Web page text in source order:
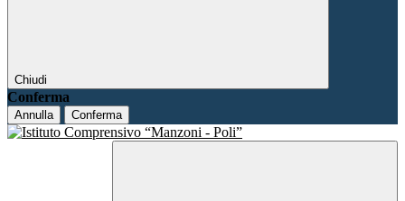
Chiudi
Conferma
Annulla Conferma